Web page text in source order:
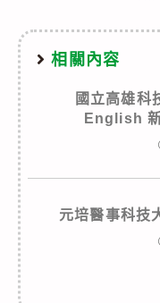
相關內容
國立高雄科
English
元培醫事科技